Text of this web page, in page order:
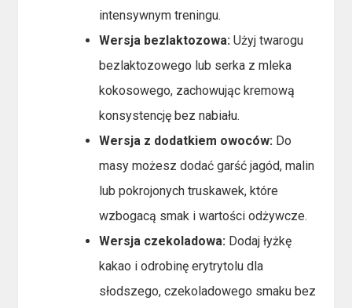
intensywnym treningu.
Wersja bezlaktozowa: Użyj twarogu
bezlaktozowego lub serka z mleka
kokosowego, zachowując kremową
konsystencję bez nabiału.
Wersja z dodatkiem owoców: Do
masy możesz dodać garść jagód, malin
lub pokrojonych truskawek, które
wzbogacą smak i wartości odżywcze.
Wersja czekoladowa: Dodaj łyżkę
kakao i odrobinę erytrytolu dla
słodszego, czekoladowego smaku bez